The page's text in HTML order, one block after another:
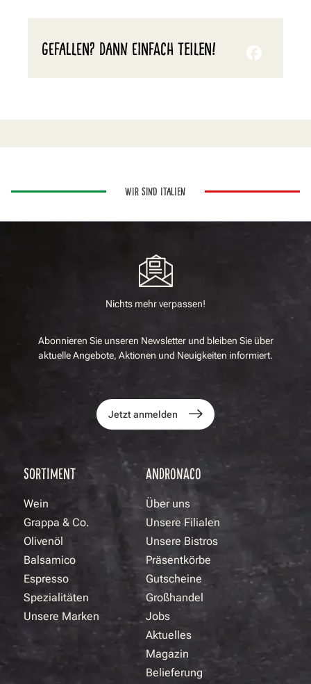
GEFALLEN? DANN EINFACH TEILEN!
WIR SIND ITALIEN
Nichts mehr verpassen!
Abonnieren Sie unseren Newsletter und bleiben Sie über
aktuelle Angebote, Aktionen und Neuigkeiten informiert.
Jetzt anmelden
SORTIMENT
Wein
Grappa & Co.
Olivenöl
Balsamico
Espresso
Spezialitäten
Unsere Marken
ANDRONACO
Über uns
Unsere Filialen
Unsere Bistros
Präsentkörbe
Gutscheine
Großhandel
Jobs
Aktuelles
Magazin
Belieferung